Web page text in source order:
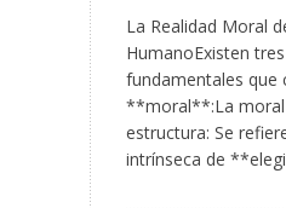
La Realidad Moral
HumanoExisten
fundamentales que
**moral**:La
estructura: Se
intrínseca de